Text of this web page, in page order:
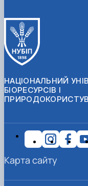
НАЦІОНАЛЬНИЙ
БІОРЕСУРСІВ І
Карта сайту